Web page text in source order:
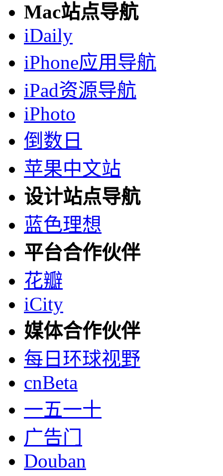
Mac站点导航
iDaily
iPhone应用导航
iPad资源导航
iPhoto
倒数日
苹果中文站
设计站点导航
蓝色理想
平台合作伙伴
花瓣
iCity
媒体合作伙伴
每日环球视野
cnBeta
一五一十
广告门
Douban